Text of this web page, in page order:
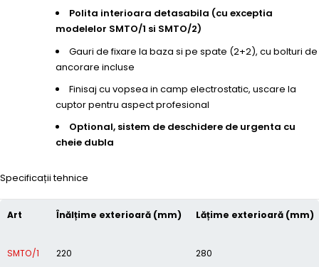
Polita interioara detasabila (cu exceptia
modelelor SMTO/1 si SMTO/2)
Gauri de fixare la baza si pe spate (2+2), cu bolturi de
ancorare incluse
Finisaj cu vopsea in camp electrostatic, uscare la
cuptor pentru aspect profesional
Optional, sistem de deschidere de urgenta cu
cheie dubla
Specificații tehnice
Art Înălțime exterioară (mm) Lățime exterioară (mm)
SMTO/1 220 280